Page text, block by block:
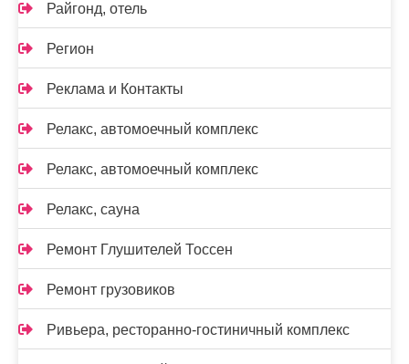
Райгонд, отель
Регион
Реклама и Контакты
Релакс, автомоечный комплекс
Релакс, автомоечный комплекс
Релакс, сауна
Ремонт Глушителей Тоссен
Ремонт грузовиков
Ривьера, ресторанно-гостиничный комплекс